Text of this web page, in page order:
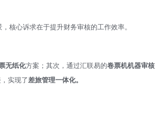
核心诉求在于提升财务审核的工作效率。
无纸化方案；其次，通过汇联易的卷票机机器审核
实现了差旅管理一体化。